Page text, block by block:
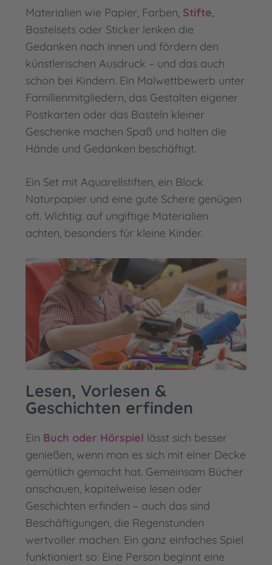
Materialien wie Papier, Farben, Stifte,
Bastelsets oder Sticker lenken die
Gedanken nach innen und fördern den
künstlerischen Ausdruck – und das auch
schon bei Kindern. Ein Malwettbewerb unter
Familienmitgliedern, das Gestalten eigener
Postkarten oder das Basteln kleiner
Geschenke machen Spaß und halten die
Hände und Gedanken beschäftigt.
Ein Set mit Aquarellstiften, ein Block
Naturpapier und eine gute Schere genügen
oft. Wichtig: auf ungiftige Materialien
achten, besonders für kleine Kinder.
Lesen, Vorlesen &
Geschichten erfinden
Ein Buch oder Hörspiel lässt sich besser
genießen, wenn man es sich mit einer Decke
gemütlich gemacht hat. Gemeinsam Bücher
anschauen, kapitelweise lesen oder
Geschichten erfinden – auch das sind
Beschäftigungen, die Regenstunden
wertvoller machen. Ein ganz einfaches Spiel
funktioniert so: Eine Person beginnt eine